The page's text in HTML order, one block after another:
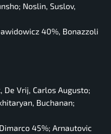
Noslin, Suslov,
40%, Bonazzoli
De Vrij, Carlos Augusto;
Buchanan;
45%; Arnautovic